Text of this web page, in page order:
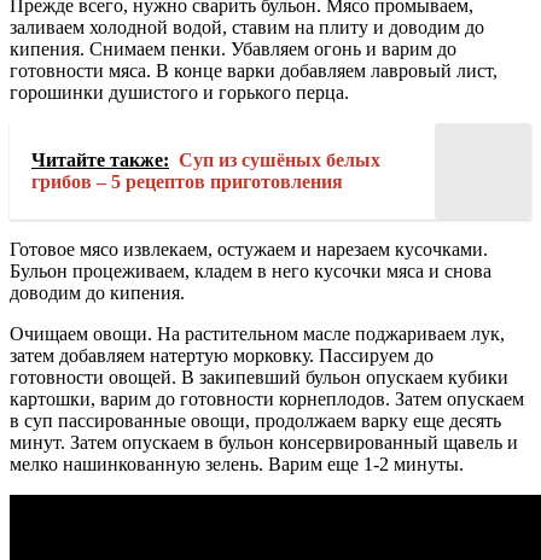
Прежде всего, нужно сварить бульон. Мясо промываем,
заливаем холодной водой, ставим на плиту и доводим до
кипения. Снимаем пенки. Убавляем огонь и варим до
готовности мяса. В конце варки добавляем лавровый лист,
горошинки душистого и горького перца.
Читайте также: Суп из сушёных белых
грибов – 5 рецептов приготовления
Готовое мясо извлекаем, остужаем и нарезаем кусочками.
Бульон процеживаем, кладем в него кусочки мяса и снова
доводим до кипения.
Очищаем овощи. На растительном масле поджариваем лук,
затем добавляем натертую морковку. Пассируем до
готовности овощей. В закипевший бульон опускаем кубики
картошки, варим до готовности корнеплодов. Затем опускаем
в суп пассированные овощи, продолжаем варку еще десять
минут. Затем опускаем в бульон консервированный щавель и
мелко нашинкованную зелень. Варим еще 1-2 минуты.